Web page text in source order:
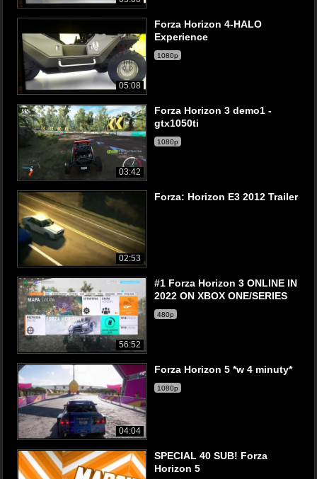
05:08
Forza Horizon 4-HALO
Experience
1080p
03:42
Forza Horizon 3 demo1 -
gtx1050ti
1080p
02:53
Forza: Horizon E3 2012 Trailer
56:52
#1 Forza Horizon 3 ONLINE IN
2022 ON XBOX ONE/SERIES
480p
04:04
Forza Horizon 5 *w 4 minuty*
1080p
SPECIAL 40 SUB! Forza
Horizon 5